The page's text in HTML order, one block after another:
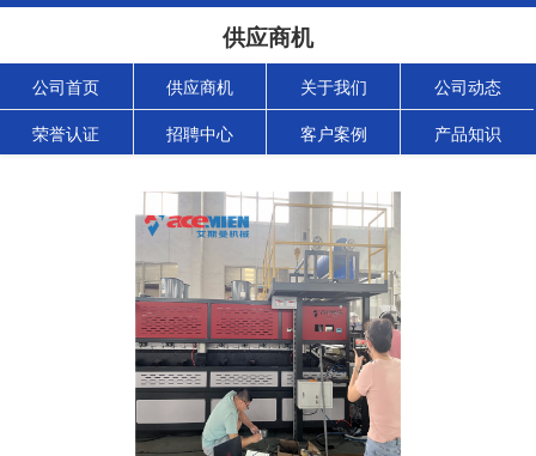
供应商机
公司首页 供应商机 关于我们 公司动态
荣誉认证 招聘中心 客户案例 产品知识